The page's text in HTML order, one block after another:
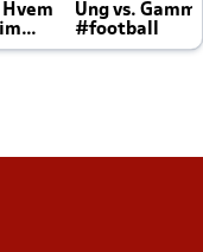
Ung vs.
#football